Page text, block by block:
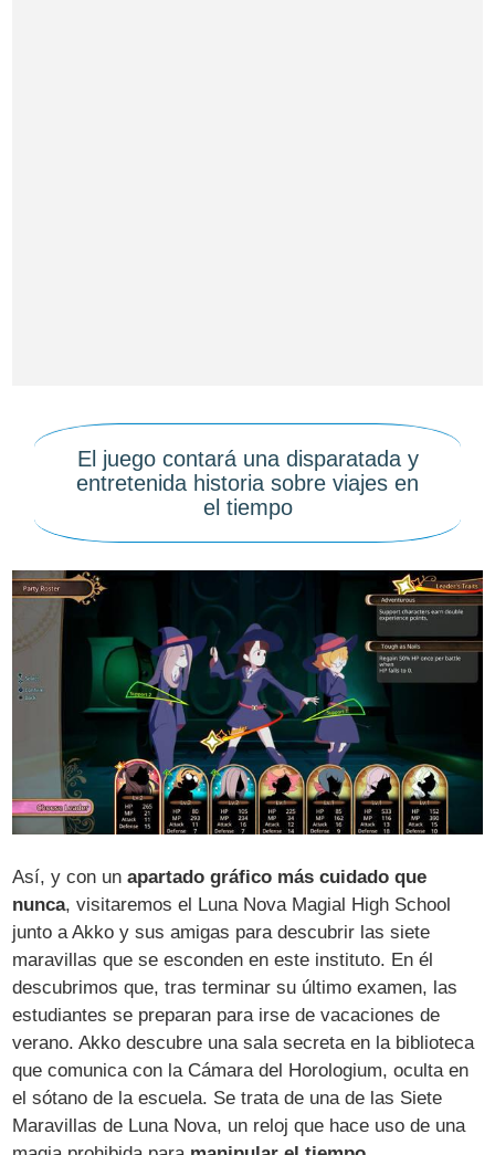
El juego contará una disparatada y
entretenida historia sobre viajes en
el tiempo
Así, y con unapartado gráfico más cuidado que
nunca, visitaremos el Luna Nova Magial High School
junto a Akko y sus amigas para descubrir las siete
maravillas que se esconden en este instituto. En él
descubrimos que, tras terminar su último examen, las
estudiantes se preparan para irse de vacaciones de
verano. Akko descubre una sala secreta en la biblioteca
que comunica con la Cámara del Horologium, oculta en
el sótano de la escuela. Se trata de una de las Siete
Maravillas de Luna Nova, un reloj que hace uso de una